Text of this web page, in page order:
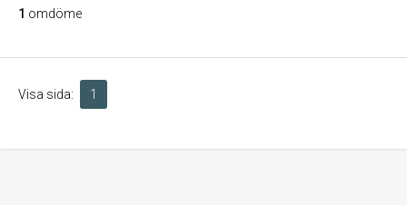
1 omdöme
Visa sida: 1